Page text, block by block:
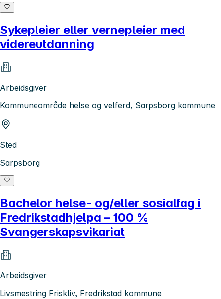
Sykepleier eller vernepleier med
videreutdanning
Arbeidsgiver
Kommuneområde helse og velferd, Sarpsborg kommune
Sted
Sarpsborg
Bachelor helse- og/eller sosialfag i
Fredrikstadhjelpa – 100 %
Svangerskapsvikariat
Arbeidsgiver
Livsmestring Friskliv, Fredrikstad kommune